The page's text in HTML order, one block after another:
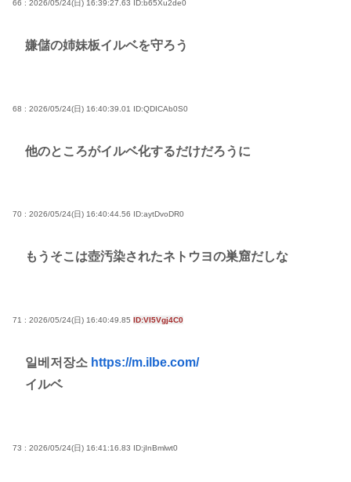
66 : 2026/05/24(日) 16:39:27.63 ID:b65Xu2de0
嫌儲の姉妹板イルベを守ろう
68 : 2026/05/24(日) 16:40:39.01 ID:QDICAb0S0
他のところがイルベ化するだけだろうに
70 : 2026/05/24(日) 16:40:44.56 ID:aytDvoDR0
もうそこは壺汚染されたネトウヨの巣窟だしな
71 : 2026/05/24(日) 16:40:49.85 ID:VI5Vgj4C0
일베저장소 https://m.ilbe.com/
イルベ
73 : 2026/05/24(日) 16:41:16.83 ID:jInBmlwt0